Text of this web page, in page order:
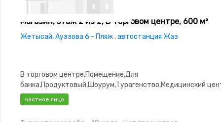
Магазин, этаж 2 из 2, В торговом центре, 600 м²
Жетысай, Ауэзова 6 - Пляж , автостанция Жаз
В торговом центре,Помещение,Для
банка,Продуктовый,Шоурум,Турагенство,Медицинский
красоты,состояние: Хорошее,интернет: ADSL,потолки:
3.0,Видеонаблюдение,Пластиковые окна
частное лицо